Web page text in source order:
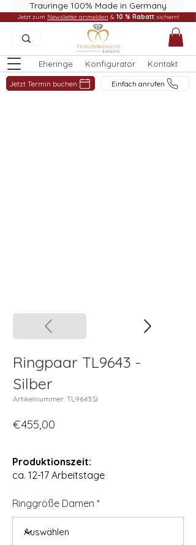
Trauringe 100% Made in Germany
Eheringe Konfigurator Kontakt
Jetzt Termin buchen Einfach anrufen
Jetzt zum Newsletter anmelden & 10 % Rabatt sichern!
Ringpaar TL9643 -
Silber
Artikelnummer: TL9643SI
€455,00
Produktionszeit:
ca. 12-17 Arbeitstage
Ringgröße Damen